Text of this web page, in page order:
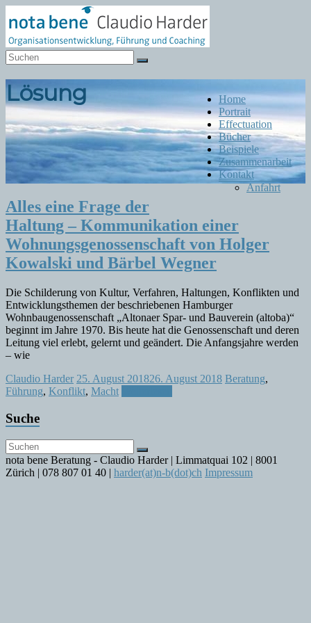
Inhalt
springen
Notabene
Organisationsentwicklung
Menü
Home
Portrait
Effectuation
Bücher
Beispiele
Zusammenarbeit
Kontakt
Anfahrt
Lösung
Alles eine Frage der
Haltung – Kommunikation einer
Wohnungsgenossenschaft von Holger
Kowalski und Bärbel Wegner
Die Schilderung von Kultur, Verfahren, Haltungen, Konflikten und
Entwicklungsthemen der beschriebenen Hamburger
Wohnbaugenossenschaft „Altonaer Spar- und Bauverein (altoba)“
beginnt im Jahre 1970. Bis heute hat die Genossenschaft und deren
Leitung viel erlebt, gelernt und geändert. Die Anfangsjahre werden
– wie
Claudio Harder 25. August 201826. August 2018 Beratung,
Führung, Konflikt, Macht
Suche
nota bene Beratung - Claudio Harder | Limmatquai 102 | 8001
Zürich | 078 807 01 40 | harder(at)n-b(dot)ch Impressum